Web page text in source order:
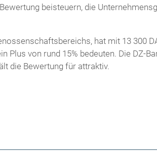
beisteuern, die
hat mit 13 300
Plus von rund 15% bedeuten. Die DZ-
die Bewertung für attraktiv.